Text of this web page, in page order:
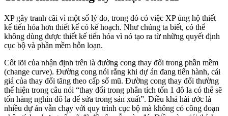
XP gây tranh cãi vì một số lý do, trong đó có việc XP ủng hộ thiết
kế tiến hóa hơn thiết kế có kế hoạch. Như chúng ta biết, có thể
không dùng được thiết kế tiến hóa vì nó tạo ra từ những quyết định
cục bộ và phần mềm hỗn loạn.
Cốt lõi của nhận định trên là đường cong thay đổi trong phần mềm
(change curve). Đường cong nói rằng khi dự án đang tiến hành, cái
giá của thay đổi tăng theo cấp số mũ. Đường cong thay đổi thường
thể hiện trong câu nói “thay đổi trong phân tích tốn 1 đô la có thể sẽ
tốn hàng nghìn đô la để sửa trong sản xuất”. Điều khá hài ước là
nhiều dự án vẫn chạy với quy trình cục bộ mà không có công đoạn